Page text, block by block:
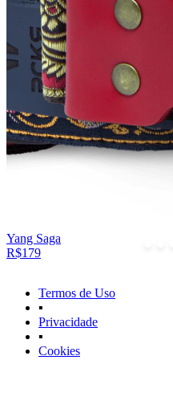
Yang Saga
R$179
Termos de Uso
▪
Privacidade
▪
Cookies